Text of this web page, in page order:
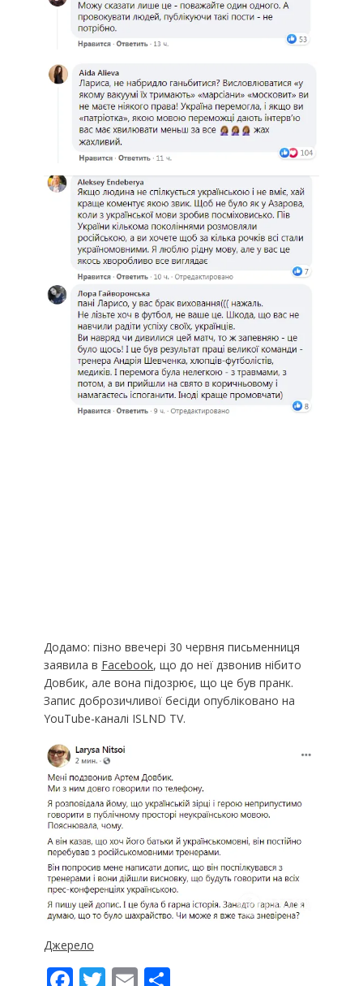
Додамо: пізно ввечері 30 червня письменниця
заявила в Facebook, що до неї дзвонив нібито
Довбик, але вона підозрює, що це був пранк.
Запис доброзичливої бесіди опубліковано на
YouTube-каналі ISLND TV.
Джерело